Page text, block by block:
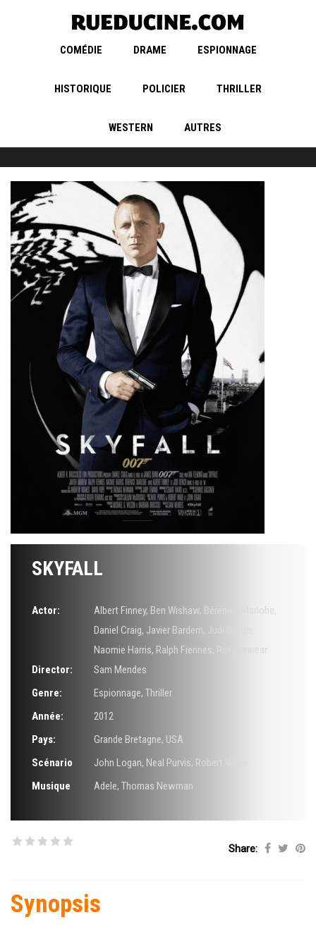
COMÉDIE DRAME ESPIONNAGE
HISTORIQUE POLICIER THRILLER
WESTERN AUTRES
SKYFALL
Actor: Albert Finney, Ben Wishaw, Bérénice Marlohe,
Daniel Craig, Javier Bardem, Judi Dench
Naomie Harris, Ralph Fiennes
Director:
Sam Mendes
Genre:
Espionnage, Thriller
Année:
2012
Pays:
Grande Bretagne, USA
Scénario
John Logan, Neal Purvis, Robert Wade
Musique
Adele, Thomas Newman
Share:
Synopsis